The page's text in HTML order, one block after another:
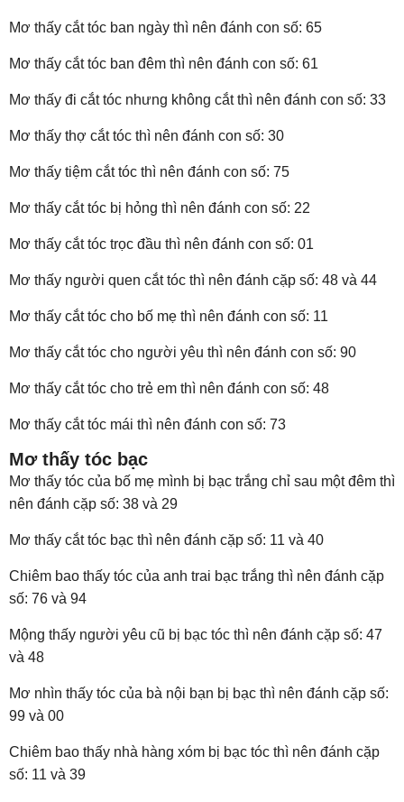
Mơ thấy cắt tóc ban ngày thì nên đánh con số: 65
Mơ thấy cắt tóc ban đêm thì nên đánh con số: 61
Mơ thấy đi cắt tóc nhưng không cắt thì nên đánh con số: 33
Mơ thấy thợ cắt tóc thì nên đánh con số: 30
Mơ thấy tiệm cắt tóc thì nên đánh con số: 75
Mơ thấy cắt tóc bị hỏng thì nên đánh con số: 22
Mơ thấy cắt tóc trọc đầu thì nên đánh con số: 01
Mơ thấy người quen cắt tóc thì nên đánh cặp số: 48 và 44
Mơ thấy cắt tóc cho bố mẹ thì nên đánh con số: 11
Mơ thấy cắt tóc cho người yêu thì nên đánh con số: 90
Mơ thấy cắt tóc cho trẻ em thì nên đánh con số: 48
Mơ thấy cắt tóc mái thì nên đánh con số: 73
Mơ thấy tóc bạc
Mơ thấy tóc của bố mẹ mình bị bạc trắng chỉ sau một đêm thì
nên đánh cặp số: 38 và 29
Mơ thấy cắt tóc bạc thì nên đánh cặp số: 11 và 40
Chiêm bao thấy tóc của anh trai bạc trắng thì nên đánh cặp
số: 76 và 94
Mộng thấy người yêu cũ bị bạc tóc thì nên đánh cặp số: 47
và 48
Mơ nhìn thấy tóc của bà nội bạn bị bạc thì nên đánh cặp số:
99 và 00
Chiêm bao thấy nhà hàng xóm bị bạc tóc thì nên đánh cặp
số: 11 và 39